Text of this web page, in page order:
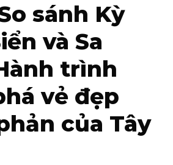
sánh Kỳ
và Sa
trình
vẻ đẹp
của Tây